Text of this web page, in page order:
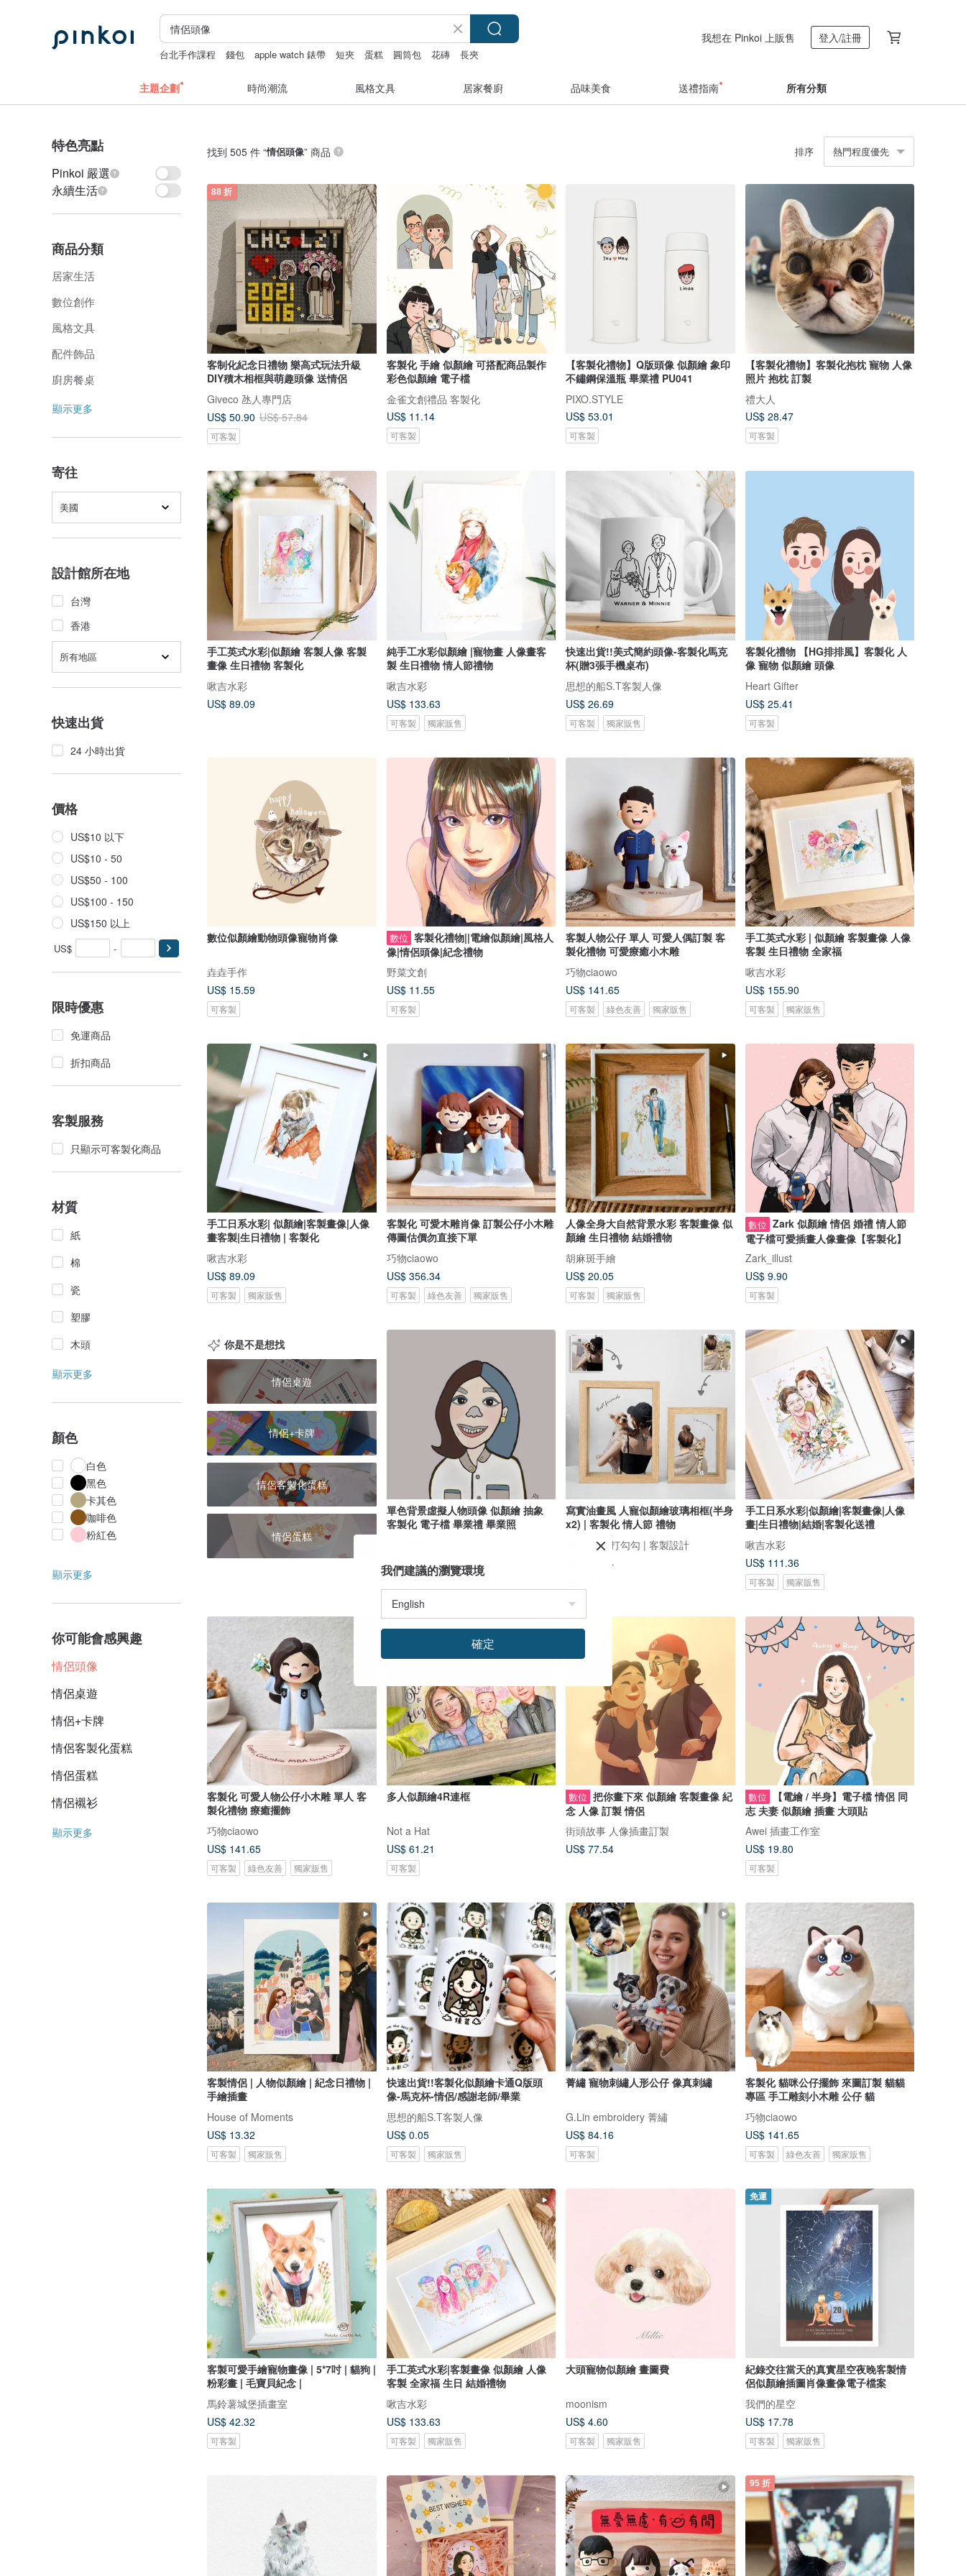
台北手作課程 錢包 apple watch 錶帶 短夾 蛋糕 圓筒包 花磚 長夾
我想在 Pinkoi 上販售 登入/註冊
主題企劃 時尚潮流 風格文具 居家餐廚 品味美食 送禮指南 所有分類
特色亮點
Pinkoi 嚴選
永續生活
商品分類
居家生活
數位創作
風格文具
配件飾品
廚房餐桌
顯示更多
寄往
美國
設計館所在地
台灣
香港
所有地區
快速出貨
24 小時出貨
價格
US$10 以下
US$10 - 50
US$50 - 100
US$100 - 150
US$150 以上
US$ -
限時優惠
免運商品
折扣商品
客製服務
只顯示可客製化商品
材質
紙
棉
瓷
塑膠
木頭
顯示更多
顏色
白色
黑色
卡其色
咖啡色
粉紅色
顯示更多
你可能會感興趣
情侶頭像
情侶桌遊
情侶+卡牌
情侶客製化蛋糕
情侶蛋糕
情侶襯衫
顯示更多
找到 505 件 “情侶頭像” 商品 排序 熱門程度優先
88 折
客制化紀念日禮物 樂高式玩法升級
DIY積木相框與萌趣頭像 送情侶
Giveco 氹人專門店
US$ 50.90 US$ 57.84
可客製
客製化 手繪 似顏繪 可搭配商品製作
彩色似顏繪 電子檔
金雀文創禮品 客製化
US$ 11.14
可客製
【客製化禮物】Q版頭像 似顏繪 象印
不鏽鋼保溫瓶 畢業禮 PU041
PIXO.STYLE
US$ 53.01
可客製
【客製化禮物】客製化抱枕 寵物 人像
照片 抱枕 訂製
禮大人
US$ 28.47
可客製
手工英式水彩|似顏繪 客製人像 客製
畫像 生日禮物 客製化
啾吉水彩
US$ 89.09
純手工水彩似顏繪 |寵物畫 人像畫客
製 生日禮物 情人節禮物
啾吉水彩
US$ 133.63
可客製 獨家販售
快速出貨!!美式簡約頭像-客製化馬克
杯(贈3張手機桌布)
思想的船S.T客製人像
US$ 26.69
可客製 獨家販售
客製化禮物 【HG排排風】客製化 人
像 寵物 似顏繪 頭像
Heart Gifter
US$ 25.41
可客製
數位似顏繪動物頭像寵物肖像
垚垚手作
US$ 15.59
可客製
數位 客製化禮物||電繪似顏繪|風格人
像|情侶頭像|紀念禮物
野菜文創
US$ 11.55
可客製
客製人物公仔 單人 可愛人偶訂製 客
製化禮物 可愛療癒小木雕
巧物ciaowo
US$ 141.65
可客製 綠色友善 獨家販售
手工英式水彩 | 似顏繪 客製畫像 人像
客製 生日禮物 全家福
啾吉水彩
US$ 155.90
可客製 獨家販售
手工日系水彩| 似顏繪|客製畫像|人像
畫客製|生日禮物 | 客製化
啾吉水彩
US$ 89.09
可客製 獨家販售
客製化 可愛木雕肖像 訂製公仔小木雕
傳圖估價勿直接下單
巧物ciaowo
US$ 356.34
可客製 綠色友善 獨家販售
人像全身大自然背景水彩 客製畫像 似
顏繪 生日禮物 結婚禮物
胡麻斑手繪
US$ 20.05
可客製 獨家販售
數位 Zark 似顏繪 情侶 婚禮 情人節
電子檔可愛插畫人像畫像【客製化】
Zark_illust
US$ 9.90
可客製
你是不是想找
情侶桌遊
情侶+卡牌
情侶客製化蛋糕
情侶蛋糕
單色背景虛擬人物頭像 似顏繪 抽象
客製化 電子檔 畢業禮 畢業照
US$ 23.61
寫實油畫風 人寵似顏繪玻璃相框(半身
x2) | 客製化 情人節 禮物
Daagogo 打勾勾 | 客製設計
US$ 88.64
手工日系水彩|似顏繪|客製畫像|人像
畫|生日禮物|結婚|客製化送禮
啾吉水彩
US$ 111.36
可客製 獨家販售
客製化 可愛人物公仔小木雕 單人 客
製化禮物 療癒擺飾
巧物ciaowo
US$ 141.65
可客製 綠色友善 獨家販售
多人似顏繪4R連框
Not a Hat
US$ 61.21
可客製
數位 把你畫下來 似顏繪 客製畫像 紀
念 人像 訂製 情侶
街頭故事 人像插畫訂製
US$ 77.54
數位
【電繪 / 半身】電子檔 情侶 同
志 夫妻 似顏繪 插畫 大頭貼
Awei 插畫工作室
US$ 19.80
可客製
客製情侶 | 人物似顏繪 | 紀念日禮物 |
手繪插畫
House of Moments
US$ 13.32
可客製 獨家販售
快速出貨!!客製化似顏繪卡通Q版頭
像-馬克杯-情侶/感謝老師/畢業
思想的船S.T客製人像
US$ 0.05
可客製 獨家販售
菁繡 寵物刺繡人形公仔 像真刺繡
G.Lin embroidery 菁繡
US$ 84.16
可客製
客製化 貓咪公仔擺飾 來圖訂製 貓貓
專區 手工雕刻小木雕 公仔 貓
巧物ciaowo
US$ 141.65
可客製 綠色友善 獨家販售
客製可愛手繪寵物畫像 | 5*7吋 | 貓狗 |
粉彩畫 | 毛寶貝紀念 |
馬鈴薯城堡插畫室
US$ 42.32
可客製
手工英式水彩|客製畫像 似顏繪 人像
客製 全家福 生日 結婚禮物
啾吉水彩
US$ 133.63
可客製 獨家販售
大頭寵物似顏繪 畫圖費
moonism
US$ 4.60
可客製 獨家販售
免運
紀錄交往當天的真實星空夜晚客製情
侶似顏繪插圖肖像畫像電子檔案
我們的星空
US$ 17.78
可客製 獨家販售
95 折
我們建議的瀏覽環境
確定